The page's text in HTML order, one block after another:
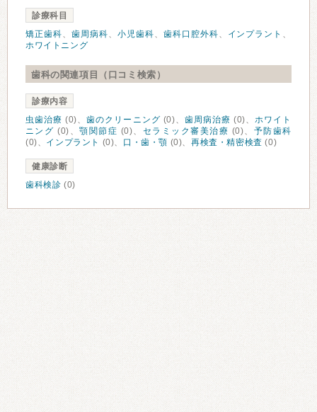
診療科目
矯正歯科、 歯周病科、 小児歯科、 歯科口腔外科、 インプラント 、
ホワイトニング
歯科の関連項目（口コミ検索）
診療内容
虫歯治療 (0)、歯のクリーニング (0)、 歯周病治療 (0)、ホワイト
ニング (0)、顎関節症 (0)、 セラミック審美治療 (0)、 予防歯科
(0)、 インプラント (0)、 口・歯・顎 (0)、再検査・精密検査 (0)
健康診断
歯科検診 (0)